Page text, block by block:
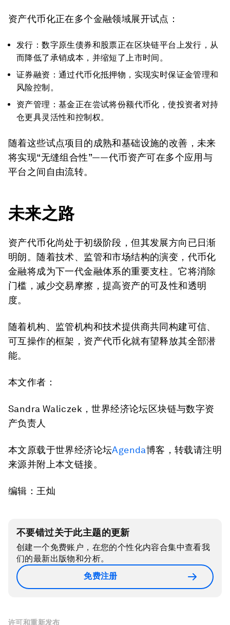
资产代币化正在多个金融领域展开试点：
发行：数字原生债券和股票正在区块链平台上发行，从
而降低了承销成本，并缩短了上市时间。
证券融资：通过代币化抵押物，实现实时保证金管理和
风险控制。
资产管理：基金正在尝试将份额代币化，使投资者对持
仓更具灵活性和控制权。
随着这些试点项目的成熟和基础设施的改善，未来
将实现“无缝组合性”——代币资产可在多个应用与
平台之间自由流转。
未来之路
资产代币化尚处于初级阶段，但其发展方向已日渐
明朗。随着技术、监管和市场结构的演变，代币化
金融将成为下一代金融体系的重要支柱。它将消除
门槛，减少交易摩擦，提高资产的可及性和透明
度。
随着机构、监管机构和技术提供商共同构建可信、
可互操作的框架，资产代币化就有望释放其全部潜
能。
本文作者：
Sandra Waliczek，世界经济论坛区块链与数字资
产负责人
本文原载于世界经济论坛Agenda博客，转载请注明
来源并附上本文链接。
编辑：王灿
不要错过关于此主题的更新
创建一个免费账户，在您的个性化内容合集中查看我
们的最新出版物和分析。
免费注册
许可和重新发布